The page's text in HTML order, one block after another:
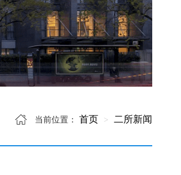
当前位置： 首页 二所新闻